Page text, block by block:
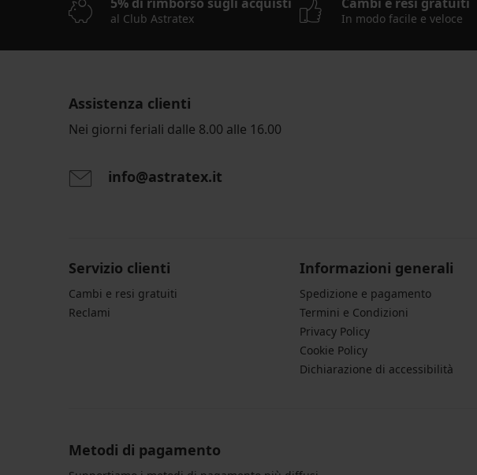
al Club Astratex In modo facile e veloce
Assistenza clienti
Nei giorni feriali dalle 8.00 alle 16.00
info@astratex.it
Servizio clienti
Cambi e resi gratuiti
Reclami
Informazioni generali
Spedizione e pagamento
Termini e Condizioni
Privacy Policy
Cookie Policy
Dichiarazione di accessibilità
Metodi di pagamento